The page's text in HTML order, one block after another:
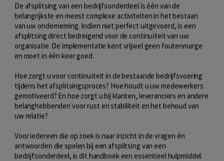
De afsplitsing van een bedrijfsonderdeel is één van de
belangrijkste en meest complexe activiteiten in het bestaan
van uw onderneming. Indien niet perfect uitgevoerd, is een
afsplitsing direct bedreigend voor de continuïteit van uw
organisatie. De implementatie kent vrijwel geen foutenmarge
en moet in één keer goed.
Hoe zorgt u voor continuïteit in de bestaande bedrijfsvoering
tijdens het afsplitsingsproces? Hoe houdt u uw medewerkers
gemotiveerd? En hoe zorgt u bij klanten, leveranciers en andere
belanghebbenden voor rust en stabiliteit en het behoud van
uw relatie?
Voor iedereen die op zoek is naar inzicht in de vragen én
antwoorden die spelen bij een afsplitsing van een
bedrijfsonderdeel, is dit handboek een essentieel hulpmiddel.